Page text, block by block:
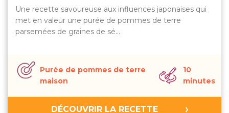
Une recette savoureuse aux influences japonaises qui
met en valeur une purée de pommes de terre
parsemées de graines de sé…
Purée de pommes de terre
maison
10
minutes
DÉCOUVRIR LA RECETTE